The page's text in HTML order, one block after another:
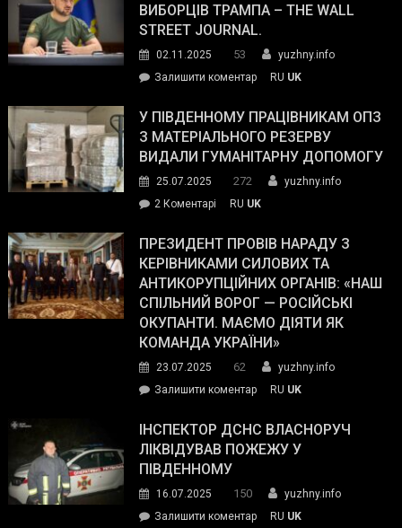
ВИБОРЦІВ ТРАМПА – THE WALL
STREET JOURNAL.
02.11.2025 53
yuzhny.info
Залишити коментарon
завойовує
симпатії
виборців
The
Street
Journal.
RU UK
У ПІВДЕННОМУ ПРАЦІВНИКАМ ОПЗ
З МАТЕРІАЛЬНОГО РЕЗЕРВУ
ВИДАЛИ ГУМАНІТАРНУ ДОПОМОГУ
25.07.2025 272
yuzhny.info
2 Коментарі
Південному
працівникам
ОПЗ
з
матеріального
резерву
гуманітарну
допомогу
RU UK
ПРЕЗИДЕНТ ПРОВІВ НАРАДУ З
КЕРІВНИКАМИ СИЛОВИХ ТА
АНТИКОРУПЦІЙНИХ ОРГАНІВ: «НАШ
СПІЛЬНИЙ ВОРОГ — РОСІЙСЬКІ
ОКУПАНТИ. МАЄМО ДІЯТИ ЯК
КОМАНДА УКРАЇНИ»
23.07.2025 62
yuzhny.info
Залишити коментарon
провів
нараду
силових
та
RU UK
ІНСПЕКТОР ДСНС ВЛАСНОРУЧ
ЛІКВІДУВАВ ПОЖЕЖУ У
ПІВДЕННОМУ
16.07.2025 150
yuzhny.info
Залишити коментарon
RU UK